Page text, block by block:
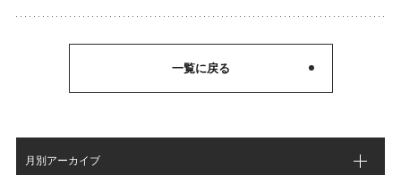
一覧に戻る
月別アーカイブ